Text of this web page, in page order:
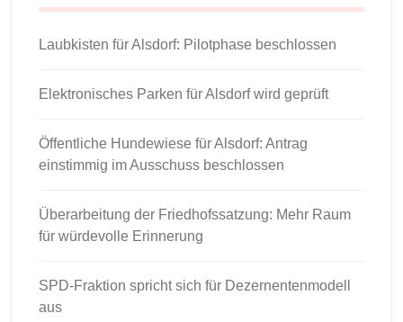
Laubkisten für Alsdorf: Pilotphase beschlossen
Elektronisches Parken für Alsdorf wird geprüft
Öffentliche Hundewiese für Alsdorf: Antrag
einstimmig im Ausschuss beschlossen
Überarbeitung der Friedhofssatzung: Mehr Raum
für würdevolle Erinnerung
SPD-Fraktion spricht sich für Dezernentenmodell
aus